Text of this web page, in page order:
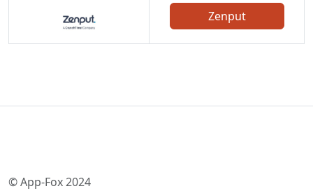
Zenput
© App-Fox 2024